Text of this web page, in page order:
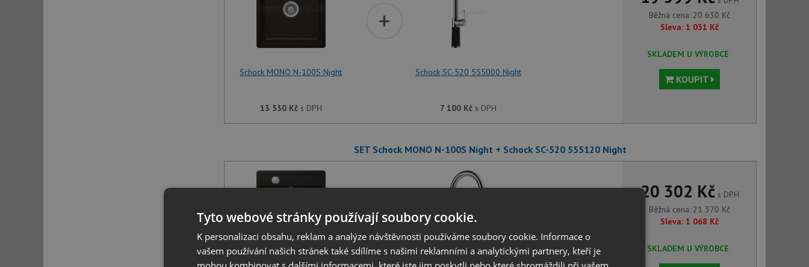
Schock MONO N-100S Night
13 530 Kčs DPH
+
Schock SC-520 555000 Night
7 100 Kčs DPH
Běžná cena: 20 630 Kč
Sleva: 1 031 Kč
SKLADEM U VÝROBCE
KOUPIT
SET Schock MONO N-100S Night + Schock SC-520 555120 Night
+
20 302 Kčs DPH
Běžná cena: 21 370 Kč
Sleva: 1 068 Kč
SKLADEM U VÝROBCE
Tyto webové stránky používají soubory cookie.
K personalizaci obsahu, reklam a analýze návštěvnosti používáme soubory cookie. Informace o
vašem používání našich stránek také sdílíme s našimi reklamními a analytickými partnery, kteří je